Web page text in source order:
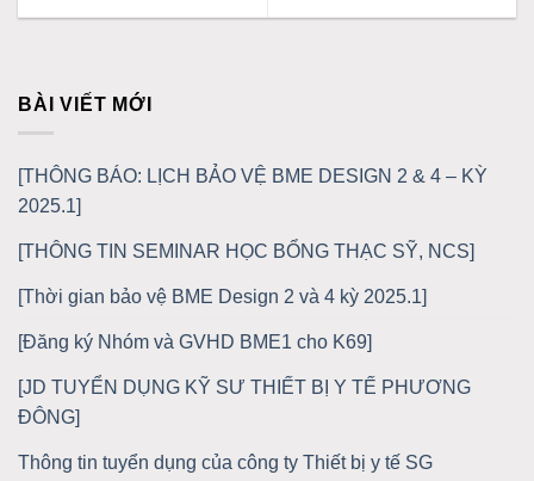
BÀI VIẾT MỚI
[THÔNG BÁO: LỊCH BẢO VỆ BME DESIGN 2 & 4 – KỲ
2025.1]
[THÔNG TIN SEMINAR HỌC BỔNG THẠC SỸ, NCS]
[Thời gian bảo vệ BME Design 2 và 4 kỳ 2025.1]
[Đăng ký Nhóm và GVHD BME1 cho K69]
[JD TUYỂN DỤNG KỸ SƯ THIẾT BỊ Y TẾ PHƯƠNG
ĐÔNG]
Thông tin tuyển dụng của công ty Thiết bị y tế SG